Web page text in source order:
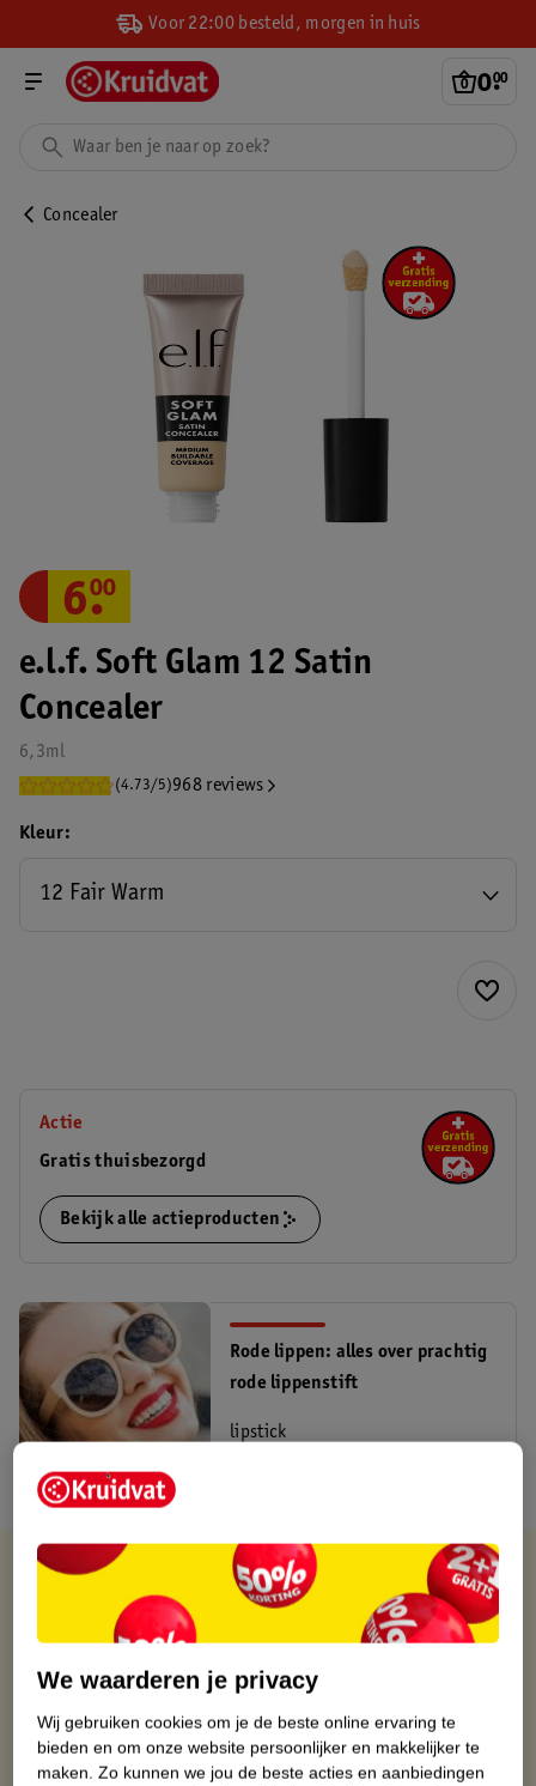
Voor 22:00 besteld, morgen in huis
0.
00
Concealer
e.l.f. Soft Glam 12 Satin
Concealer
6,3ml
(4.73/5)968 reviews
6.
00
Kleur
12 Fair Warm
Actie
Gratis thuisbezorgd
Bekijk alle actieproducten
Rode lippen: alles over prachtig
rode lippenstift
lipstick
Kruidvat is altijd voordelig
Gratis ophalen in de winkel
Gratis thuisbezorgd vanaf 50.00
Gratis retourneren binnen 30 dagen
Gratis punten met je Kruidvat kaart
We waarderen je privacy
Wij gebruiken cookies om je de beste online ervaring te
bieden en om onze website persoonlijker en makkelijker te
maken. Zo kunnen we jou de beste acties en aanbiedingen